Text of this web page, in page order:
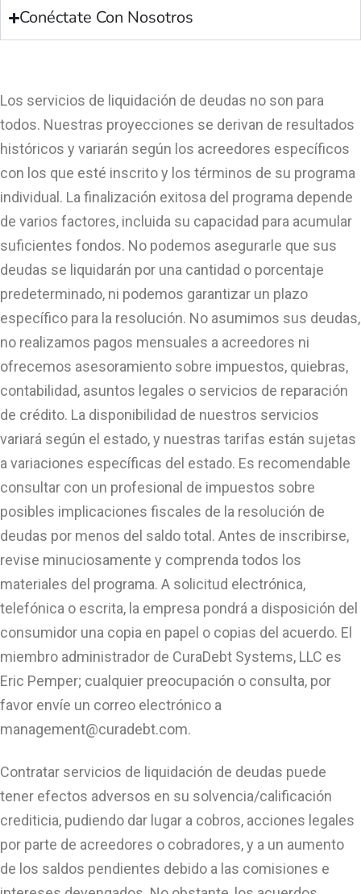
Conéctate Con Nosotros
Los servicios de liquidación de deudas no son para
todos. Nuestras proyecciones se derivan de resultados
históricos y variarán según los acreedores específicos
con los que esté inscrito y los términos de su programa
individual. La finalización exitosa del programa depende
de varios factores, incluida su capacidad para acumular
suficientes fondos. No podemos asegurarle que sus
deudas se liquidarán por una cantidad o porcentaje
predeterminado, ni podemos garantizar un plazo
específico para la resolución. No asumimos sus deudas,
no realizamos pagos mensuales a acreedores ni
ofrecemos asesoramiento sobre impuestos, quiebras,
contabilidad, asuntos legales o servicios de reparación
de crédito. La disponibilidad de nuestros servicios
variará según el estado, y nuestras tarifas están sujetas
a variaciones específicas del estado. Es recomendable
consultar con un profesional de impuestos sobre
posibles implicaciones fiscales de la resolución de
deudas por menos del saldo total. Antes de inscribirse,
revise minuciosamente y comprenda todos los
materiales del programa. A solicitud electrónica,
telefónica o escrita, la empresa pondrá a disposición del
consumidor una copia en papel o copias del acuerdo. El
miembro administrador de CuraDebt Systems, LLC es
Eric Pemper; cualquier preocupación o consulta, por
favor envíe un correo electrónico a
management@curadebt.com.
Contratar servicios de liquidación de deudas puede
tener efectos adversos en su solvencia/calificación
crediticia, pudiendo dar lugar a cobros, acciones legales
por parte de acreedores o cobradores, y a un aumento
de los saldos pendientes debido a las comisiones e